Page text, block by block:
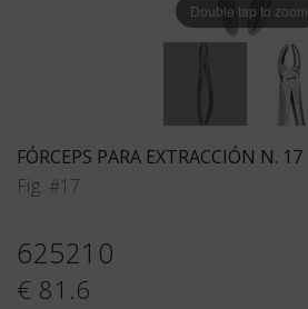
Double tap to zoom
FÓRCEPS PARA EXTRACCIÓN N. 17
Fig. #17
625210
€ 81.6